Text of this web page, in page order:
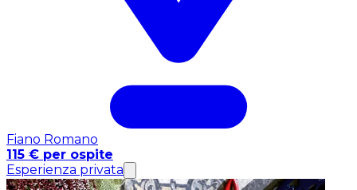
Fiano Romano
115 € per ospite
Esperienza privata